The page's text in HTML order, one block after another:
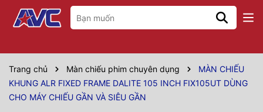
Trang chủ Màn chiếu phim chuyên dụng
MÀN CHIẾU
KHUNG ALR FIXED FRAME DALITE 105 INCH FIX105UT DÙNG
CHO MÁY CHIẾU GẦN VÀ SIÊU GẦN
Thông số kỹ thuật
Model FIX105UT
Hãng sản xuất Dalite